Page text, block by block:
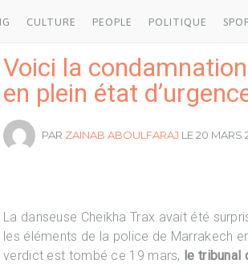
CULTURE PEOPLE POLITIQUE
Voici la
en plein état
PAR ZAÏNAB ABOULFARAJ LE 20 MARS
La danseuse Cheikha Trax avait été
les éléments de la police de Marrakech
verdict est tombé ce 19 mars, le tribunal